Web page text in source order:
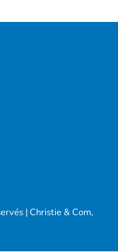
| Christie & Com,